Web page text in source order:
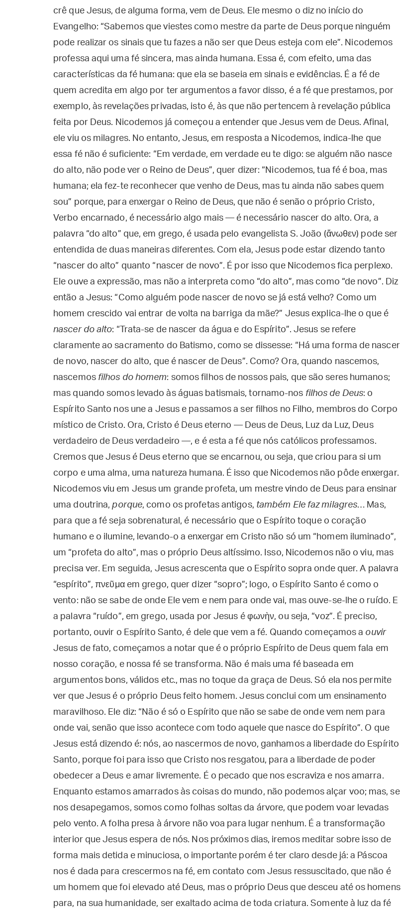
crê que Jesus, de alguma forma, vem de Deus. Ele mesmo o diz no início do
Evangelho: “Sabemos que viestes como mestre da parte de Deus porque ninguém
pode realizar os sinais que tu fazes a não ser que Deus esteja com ele”. Nicodemos
professa aqui uma fé sincera, mas ainda humana. Essa é, com efeito, uma das
características da fé humana: que ela se baseia em sinais e evidências. É a fé de
quem acredita em algo por ter argumentos a favor disso, é a fé que prestamos, por
exemplo, às revelações privadas, isto é, às que não pertencem à revelação pública
feita por Deus. Nicodemos já começou a entender que Jesus vem de Deus. Afinal,
ele viu os milagres. No entanto, Jesus, em resposta a Nicodemos, indica-lhe que
essa fé não é suficiente: “Em verdade, em verdade eu te digo: se alguém não nasce
do alto, não pode ver o Reino de Deus”, quer dizer: “Nicodemos, tua fé é boa, mas
humana; ela fez-te reconhecer que venho de Deus, mas tu ainda não sabes quem
sou” porque, para enxergar o Reino de Deus, que não é senão o próprio Cristo,
Verbo encarnado, é necessário algo mais — é necessário nascer do alto. Ora, a
palavra “do alto” que, em grego, é usada pelo evangelista S. João (ἄνωθεν) pode ser
entendida de duas maneiras diferentes. Com ela, Jesus pode estar dizendo tanto
“nascer do alto” quanto “nascer de novo”. É por isso que Nicodemos fica perplexo.
Ele ouve a expressão, mas não a interpreta como “do alto”, mas como “de novo”. Diz
então a Jesus: “Como alguém pode nascer de novo se já está velho? Como um
homem crescido vai entrar de volta na barriga da mãe?” Jesus explica-lhe o que é
nascer do alto: “Trata-se de nascer da água e do Espírito”. Jesus se refere
claramente ao sacramento do Batismo, como se dissesse: “Há uma forma de nascer
de novo, nascer do alto, que é nascer de Deus”. Como? Ora, quando nascemos,
nascemos filhos do homem: somos filhos de nossos pais, que são seres humanos;
mas quando somos levado às águas batismais, tornamo-nos filhos de Deus: o
Espírito Santo nos une a Jesus e passamos a ser filhos no Filho, membros do Corpo
místico de Cristo. Ora, Cristo é Deus eterno — Deus de Deus, Luz da Luz, Deus
verdadeiro de Deus verdadeiro —, e é esta a fé que nós católicos professamos.
Cremos que Jesus é Deus eterno que se encarnou, ou seja, que criou para si um
corpo e uma alma, uma natureza humana. É isso que Nicodemos não pôde enxergar.
Nicodemos viu em Jesus um grande profeta, um mestre vindo de Deus para ensinar
uma doutrina,porque, como os profetas antigos, também Ele faz milagres… Mas,
para que a fé seja sobrenatural, é necessário que o Espírito toque o coração
humano e o ilumine, levando-o a enxergar em Cristo não só um “homem iluminado”,
um “profeta do alto”, mas o próprio Deus altíssimo. Isso, Nicodemos não o viu, mas
precisa ver. Em seguida, Jesus acrescenta que o Espírito sopra onde quer. A palavra
“espírito”, πνεῦμα em grego, quer dizer “sopro”; logo, o Espírito Santo é como o
vento: não se sabe de onde Ele vem e nem para onde vai, mas ouve-se-lhe o ruído. E
a palavra “ruído”, em grego, usada por Jesus é φωνὴν, ou seja, “voz”. É preciso,
portanto, ouvir o Espírito Santo, é dele que vem a fé. Quando começamos a ouvir
Jesus de fato, começamos a notar que é o próprio Espírito de Deus quem fala em
nosso coração, e nossa fé se transforma. Não é mais uma fé baseada em
argumentos bons, válidos etc., mas no toque da graça de Deus. Só ela nos permite
ver que Jesus é o próprio Deus feito homem. Jesus conclui com um ensinamento
maravilhoso. Ele diz: “Não é só o Espírito que não se sabe de onde vem nem para
onde vai, senão que isso acontece com todo aquele que nasce do Espírito”. O que
Jesus está dizendo é: nós, ao nascermos de novo, ganhamos a liberdade do Espírito
Santo, porque foi para isso que Cristo nos resgatou, para a liberdade de poder
obedecer a Deus e amar livremente. É o pecado que nos escraviza e nos amarra.
Enquanto estamos amarrados às coisas do mundo, não podemos alçar voo; mas, se
nos desapegamos, somos como folhas soltas da árvore, que podem voar levadas
pelo vento. A folha presa à árvore não voa para lugar nenhum. É a transformação
interior que Jesus espera de nós. Nos próximos dias, iremos meditar sobre isso de
forma mais detida e minuciosa, o importante porém é ter claro desde já: a Páscoa
nos é dada para crescermos na fé, em contato com Jesus ressuscitado, que não é
um homem que foi elevado até Deus, mas o próprio Deus que desceu até os homens
para, na sua humanidade, ser exaltado acima de toda criatura. Somente à luz da fé